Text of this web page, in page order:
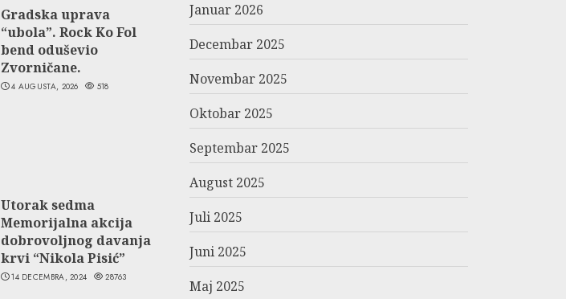
Gradska uprava
“ubola”. Rock Ko Fol
bend oduševio
Zvorničane.
4 AUGUSTA, 2026 518
Utorak sedma
Memorijalna akcija
dobrovoljnog davanja
krvi “Nikola Pisić”
14 DECEMBRA, 2024 28763
Januar 2026
Decembar 2025
Novembar 2025
Oktobar 2025
Septembar 2025
August 2025
Juli 2025
Juni 2025
Maj 2025